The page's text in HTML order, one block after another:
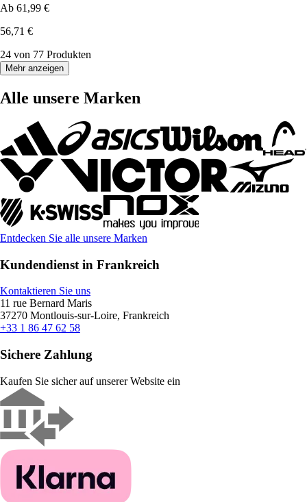
Ab 61,99 €
56,71 €
24 von 77 Produkten
Mehr anzeigen
Alle unsere Marken
Entdecken Sie alle unsere Marken
Kundendienst in Frankreich
Kontaktieren Sie uns
11 rue Bernard Maris
37270 Montlouis-sur-Loire, Frankreich
+33 1 86 47 62 58
Sichere Zahlung
Kaufen Sie sicher auf unserer Website ein